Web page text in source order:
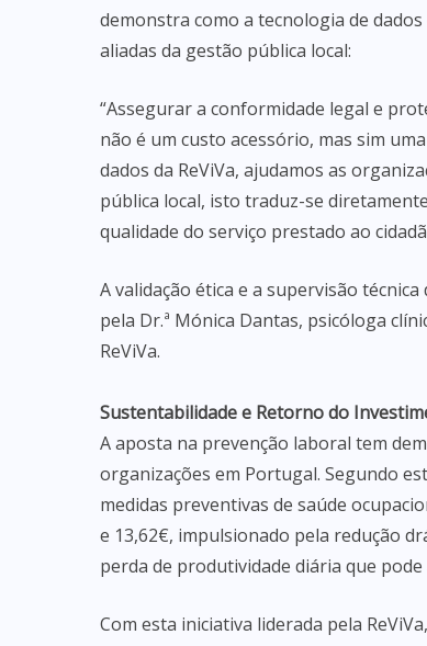
demonstra como a tecnologia de
aliadas da gestão pública local:
“Assegurar a conformidade legal e
não é um custo acessório, mas sim
dados da ReViVa, ajudamos as
pública local, isto traduz-se
qualidade do serviço prestado ao
A validação ética e a supervisão
pela Dr.ª Mónica Dantas, psicóloga
ReViVa.
Sustentabilidade e Retorno do
A aposta na prevenção laboral tem
organizações em Portugal. Segundo
medidas preventivas de saúde
e 13,62€, impulsionado pela redução
perda de produtividade diária que
Com esta iniciativa liderada pela